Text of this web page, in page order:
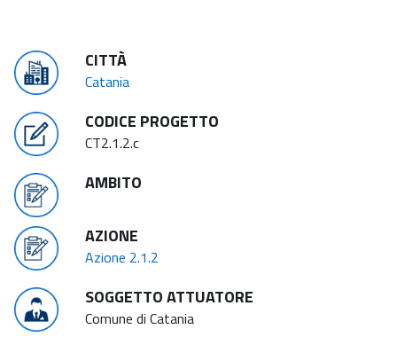
CITTÀ
Catania
CODICE PROGETTO
CT2.1.2.c
AMBITO
AZIONE
Azione 2.1.2
SOGGETTO ATTUATORE
Comune di Catania